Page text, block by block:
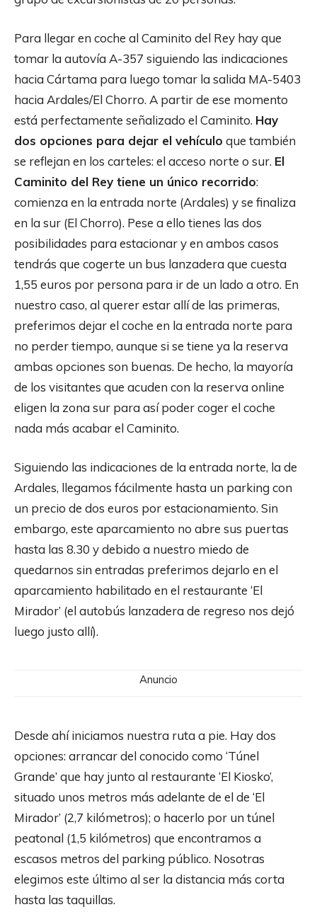
Para llegar en coche al Caminito del Rey hay que
tomar la autovía A-357 siguiendo las indicaciones
hacia Cártama para luego tomar la salida MA-5403
hacia Ardales/El Chorro. A partir de ese momento
está perfectamente señalizado el Caminito. Hay
dos opciones para dejar el vehículo que también
se reflejan en los carteles: el acceso norte o sur. El
Caminito del Rey tiene un único recorrido:
comienza en la entrada norte (Ardales) y se finaliza
en la sur (El Chorro). Pese a ello tienes las dos
posibilidades para estacionar y en ambos casos
tendrás que cogerte un bus lanzadera que cuesta
1,55 euros por persona para ir de un lado a otro. En
nuestro caso, al querer estar allí de las primeras,
preferimos dejar el coche en la entrada norte para
no perder tiempo, aunque si se tiene ya la reserva
ambas opciones son buenas. De hecho, la mayoría
de los visitantes que acuden con la reserva online
eligen la zona sur para así poder coger el coche
nada más acabar el Caminito.
Siguiendo las indicaciones de la entrada norte, la de
Ardales, llegamos fácilmente hasta un parking con
un precio de dos euros por estacionamiento. Sin
embargo, este aparcamiento no abre sus puertas
hasta las 8.30 y debido a nuestro miedo de
quedarnos sin entradas preferimos dejarlo en el
aparcamiento habilitado en el restaurante ‘El
Mirador’ (el autobús lanzadera de regreso nos dejó
luego justo allí).
Anuncio
Desde ahí iniciamos nuestra ruta a pie. Hay dos
opciones: arrancar del conocido como ‘Túnel
Grande’ que hay junto al restaurante ‘El Kiosko’,
situado unos metros más adelante de el de ‘El
Mirador’ (2,7 kilómetros); o hacerlo por un túnel
peatonal (1,5 kilómetros) que encontramos a
escasos metros del parking público. Nosotras
elegimos este último al ser la distancia más corta
hasta las taquillas.